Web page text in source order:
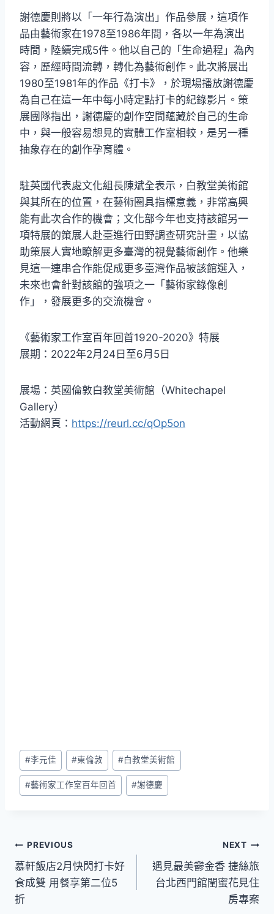
謝德慶則將以「一年行為演出」作品參展，這項作
品由藝術家在1978至1986年間，各以一年為演出
時間，陸續完成5件。他以自己的「生命過程」為內
容，歷經時間流轉，轉化為藝術創作。此次將展出
1980至1981年的作品《打卡》，於現場播放謝德慶
為自己在這一年中每小時定點打卡的紀錄影片。策
展團隊指出，謝德慶的創作空間蘊藏於自己的生命
中，與一般容易想見的實體工作室相較，是另一種
抽象存在的創作孕育體。
駐英國代表處文化組長陳斌全表示，白教堂美術館
與其所在的位置，在藝術圈具指標意義，非常高興
能有此次合作的機會；文化部今年也支持該館另一
項特展的策展人赴臺進行田野調查研究計畫，以協
助策展人實地瞭解更多臺灣的視覺藝術創作。他樂
見這一連串合作能促成更多臺灣作品被該館選入，
未來也會針對該館的強項之一「藝術家錄像創
作」，發展更多的交流機會。
《藝術家工作室百年回首1920-2020》特展
展期：2022年2月24日至6月5日
展場：英國倫敦白教堂美術館（Whitechapel
Gallery）
活動網頁： https://reurl.cc/qOp5on
Post
Tags:
#李元佳 #東倫敦 #白教堂美術館
#藝術家工作室百年回首 #謝德慶
文
章
導
PREVIOUS
慕軒飯店2月快閃打卡好
食成雙 用餐享第二位5
折
NEXT
遇見最美鬱金香 捷絲旅
台北西門館閨蜜花見住
房專案